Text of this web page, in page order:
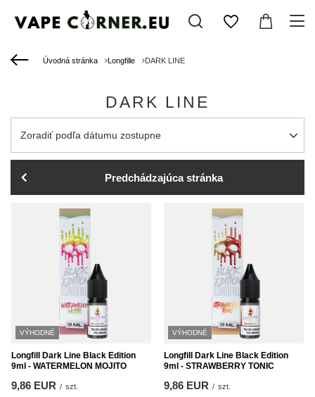
Úvodná stránka Longfille DARK LINE
DARK LINE
Zmień sortowanie
Zoradiť podľa dátumu zostupne
Predchádzajúca stránka
VÝHODNÉ
Longfill Dark Line Black Edition
9ml - WATERMELON MOJITO
9,86 EUR / szt.
VÝHODNÉ
Longfill Dark Line Black Edition
9ml - STRAWBERRY TONIC
9,86 EUR / szt.